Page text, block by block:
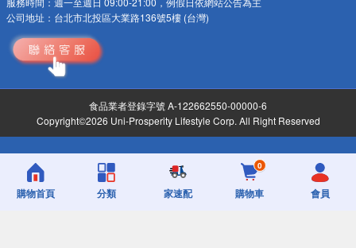
公司地址： 台北市北投區大業路136號5樓 (台灣)
食品業者登錄字號 A-122662550-00000-6
Copyright©2026 Uni-Prosperity Lifestyle Corp. All Right Reserved
購物首頁 分類 家速配
0
購物車 會員